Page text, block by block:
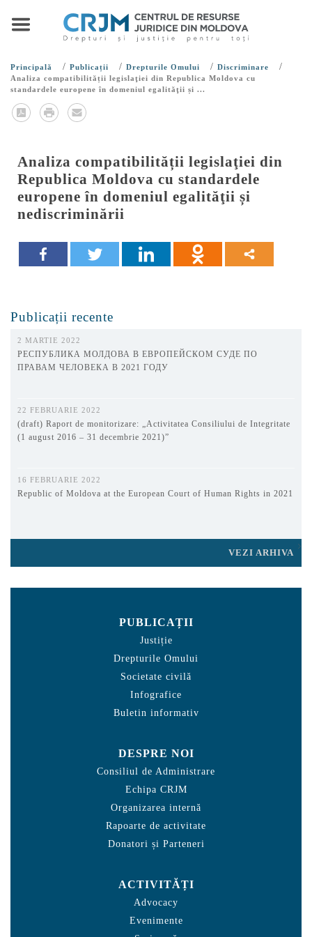
Principală / Publicații / Drepturile Omului / Discriminare /
Analiza compatibilității legislaţiei din Republica Moldova cu
standardele europene în domeniul egalităţii și ...
Analiza compatibilității legislaţiei din
Republica Moldova cu standardele
europene în domeniul egalităţii și
nediscriminării
Publicații recente
2 MARTIE 2022
РЕСПУБЛИКА МОЛДОВА В ЕВРОПЕЙСКОМ СУДЕ ПО
ПРАВАМ ЧЕЛОВЕКА В 2021 ГОДУ
22 FEBRUARIE 2022
(draft) Raport de monitorizare: „Activitatea Consiliului de Integritate
(1 august 2016 – 31 decembrie 2021)”
16 FEBRUARIE 2022
Republic of Moldova at the European Court of Human Rights in 2021
VEZI ARHIVA
PUBLICAȚII
Justiție
Drepturile Omului
Societate civilă
Infografice
Buletin informativ
DESPRE NOI
Consiliul de Administrare
Echipa CRJM
Organizarea internă
Rapoarte de activitate
Donatori și Parteneri
ACTIVITĂȚI
Advocacy
Evenimente